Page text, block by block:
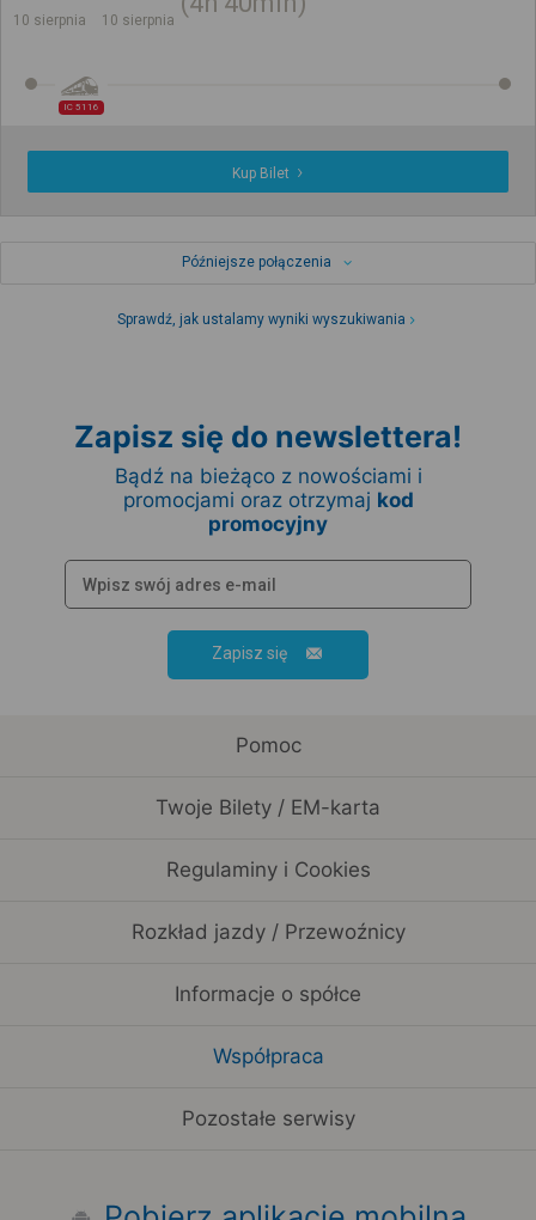
10 sierpnia 10 sierpnia
IC 5116
Kup Bilet
Późniejsze połączenia
Sprawdź, jak ustalamy wyniki wyszukiwania
Zapisz się do newslettera!
Bądź na bieżąco z nowościami i
promocjami oraz otrzymaj kod
promocyjny
Zapisz się
Pomoc
Twoje Bilety / EM-karta
Regulaminy i Cookies
Rozkład jazdy / Przewoźnicy
Informacje o spółce
Współpraca
Pozostałe serwisy